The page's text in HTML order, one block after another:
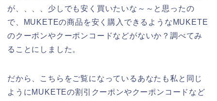
が、、、、少しでも安く買いたいな～～と思ったの
で、MUKETEの商品を安く購入できるようなMUKETE
のクーポンやクーポンコードなどがないか？調べてみ
ることにしました。
だから、こちらをご覧になっているあなたも私と同じ
ようにMUKETEの割引クーポンやクーポンコードなど